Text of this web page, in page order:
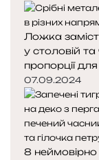
Ложка
у столовій
пропорції
07.09.2024
8 неймовірно